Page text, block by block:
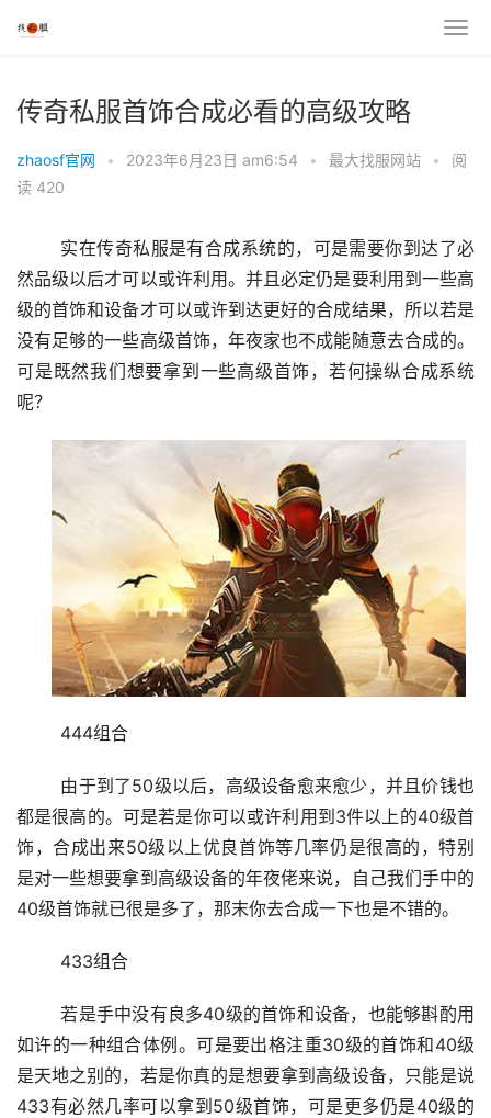
传奇私服首饰合成必看的高级攻略
zhaosf官网 • 2023年6月23日 am6:54 • 最大找服网站 •
阅
读 420
然品级以后才可以或许利用。并且必定仍是要利用到一些高
级的首饰和设备才可以或许到达更好的合成结果，所以若是
没有足够的一些高级首饰，年夜家也不成能随意去合成的。
可是既然我们想要拿到一些高级首饰，若何操纵合成系统
呢？
	444组合
都是很高的。可是若是你可以或许利用到3件以上的40级首
饰，合成出来50级以上优良首饰等几率仍是很高的，特别
是对一些想要拿到高级设备的年夜佬来说，自己我们手中的
40级首饰就已很是多了，那末你去合成一下也是不错的。
	433组合
	若是手中没有良多40级的首饰和设备，也能够斟酌用
如许的一种组合体例。可是要出格注重30级的首饰和40级
是天地之别的，若是你真的是想要拿到高级设备，只能是说
433有必然几率可以拿到50级首饰，可是更多仍是40级的